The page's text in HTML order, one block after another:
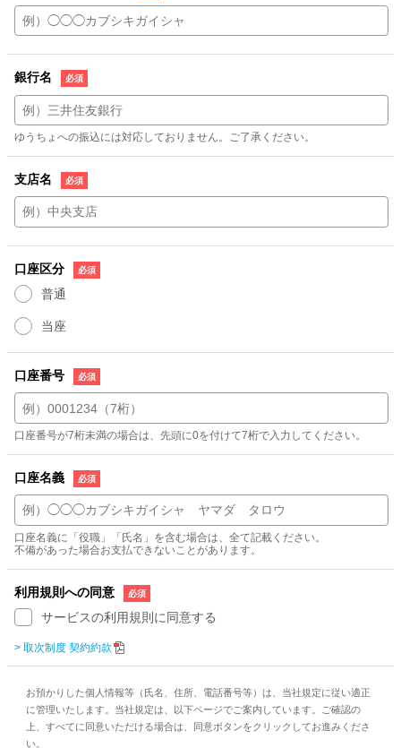
銀行名
ゆうちょへの振込には対応しておりません。ご了承ください。
支店名
口座区分
普通
当座
口座番号
口座番号が7桁未満の場合は、先頭に0を付けて7桁で入力してください。
口座名義
口座名義に「役職」「氏名」を含む場合は、全て記載ください。
不備があった場合お支払できないことがあります。
利用規則への同意
サービスの利用規則に同意する
> 取次制度 契約約款
お預かりした個人情報等（氏名、住所、電話番号等）は、当社規定に従い適正
に管理いたします。当社規定は、以下ページでご案内しています。ご確認の
上、すべてに同意いただける場合は、同意ボタンをクリックしてお進みくださ
い。